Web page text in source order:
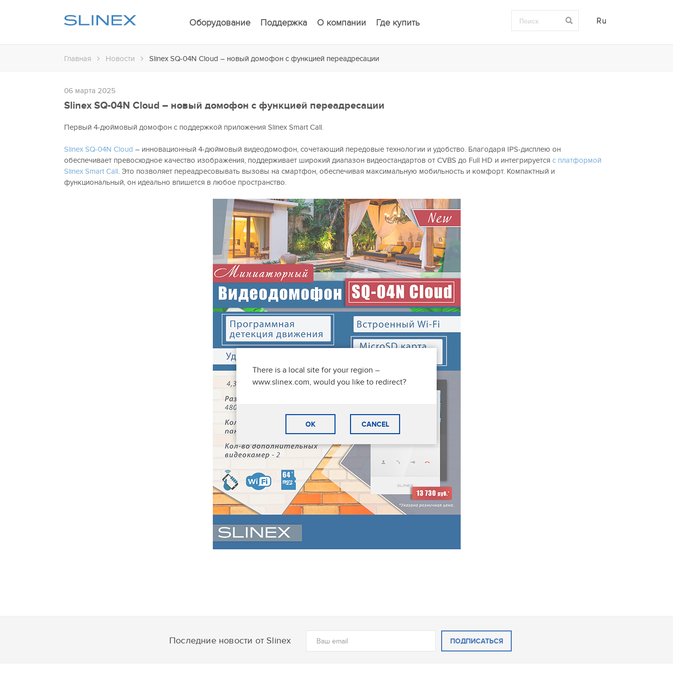
Оборудование Поддержка О компании Где купить Ru
Главная Новости Slinex SQ-04N Cloud – новый домофон с функцией переадресации
06 марта 2025
Slinex SQ-04N Cloud – новый домофон с функцией переадресации
Первый 4-дюймовый домофон с поддержкой приложения Slinex Smart Call.
Slinex SQ-04N Cloud – инновационный 4-дюймовый видеодомофон, сочетающий передовые технологии и удобство. Благодаря IPS-дисплею он
обеспечивает превосходное качество изображения, поддерживает широкий диапазон видеостандартов от CVBS до Full HD и интегрируется с платформой
Slinex Smart Call. Это позволяет переадресовывать вызовы на смартфон, обеспечивая максимальную мобильность и комфорт. Компактный и
функциональный, он идеально впишется в любое пространство.
There is a local site for your region –
www.slinex.com, would you like to redirect?
OK CANCEL
Последние новости от Slinex ПОДПИСАТЬСЯ